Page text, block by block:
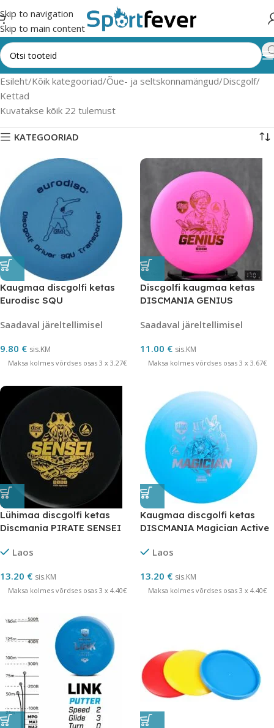
Skip to navigation
Skip to main content
Esileht Kõik kategooriad Õue- ja seltskonnamängud Discgolf
Kettad
Kuvatakse kõik 22 tulemust
KATEGOORIAD
Kaugmaa discgolfi ketas
Eurodisc SQU
Saadaval järeltellimisel
9.80 € sis.KM
Maksa kolmes võrdses osas 3 x 3.27€
Discgolfi kaugmaa ketas
DISCMANIA GENIUS
Saadaval järeltellimisel
11.00 € sis.KM
Maksa kolmes võrdses osas 3 x 3.67€
Lühimaa discgolfi ketas
Discmania PIRATE SENSEI
Laos
13.20 € sis.KM
Maksa kolmes võrdses osas 3 x 4.40€
Kaugmaa discgolfi ketas
DISCMANIA Magician Active
Laos
13.20 € sis.KM
Maksa kolmes võrdses osas 3 x 4.40€